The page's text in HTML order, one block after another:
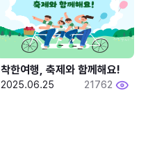
착한여행, 축제와 함께해요!
2025.06.25 21762